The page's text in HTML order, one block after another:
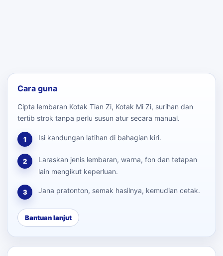
Cara guna
Cipta lembaran Kotak Tian Zi, Kotak Mi Zi, surihan dan
tertib strok tanpa perlu susun atur secara manual.
1 Isi kandungan latihan di bahagian kiri.
2
Laraskan jenis lembaran, warna, fon dan tetapan
lain mengikut keperluan.
3 Jana pratonton, semak hasilnya, kemudian cetak.
Bantuan lanjut